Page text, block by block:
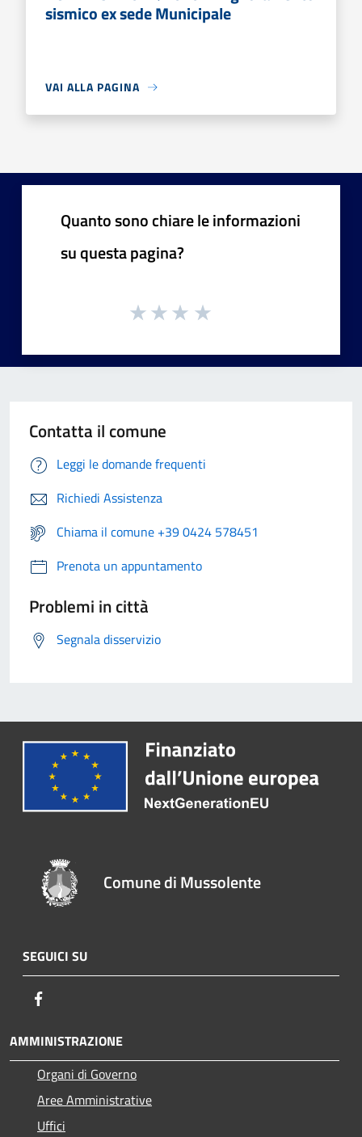
sismico ex sede Municipale
VAI ALLA PAGINA
Quanto sono chiare le informazioni
su questa pagina?
Contatta il comune
Leggi le domande frequenti
Richiedi Assistenza
Chiama il comune +39 0424 578451
Prenota un appuntamento
Problemi in città
Segnala disservizio
Comune di Mussolente
SEGUICI SU
AMMINISTRAZIONE
Organi di Governo
Aree Amministrative
Uffici